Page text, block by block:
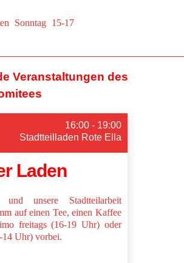
Sonntag 15-17
Veranstaltungen des
16:00 - 19:00
Stadtteilladen Rote Ella
Laden
unsere Stadtteilarbeit
auf einen Tee, einen Kaffee
freitags (16-19 Uhr) oder
14 Uhr) vorbei.